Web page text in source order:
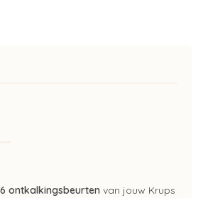
6 ontkalkingsbeurten van jouw Krups